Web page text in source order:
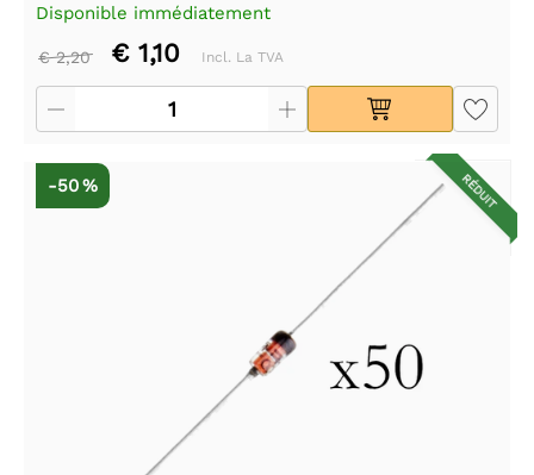
Disponible immédiatement
€ 2,20 € 1,10 Incl. La TVA
RÉDUIT
-50 %